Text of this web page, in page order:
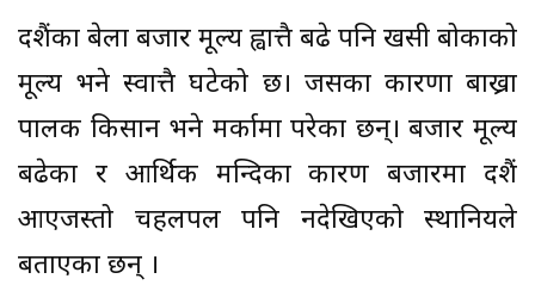
दशैंका बेला बजार मूल्य ह्वात्तै बढे पनि खसी बोकाको
मूल्य भने स्वात्तै घटेको छ। जसका कारणा बाख्रा
पालक किसान भने मर्कामा परेका छन्। बजार मूल्य
बढेका र आर्थिक मन्दिका कारण बजारमा दशैं
आएजस्तो चहलपल पनि नदेखिएको स्थानियले
बताएका छन् ।